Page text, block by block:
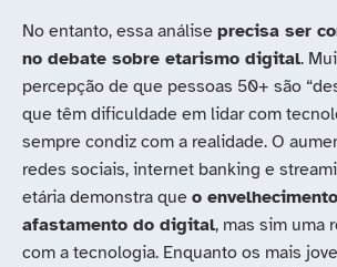
No entanto, essa análise precisa ser
no debate sobre etarismo digital.
percepção de que pessoas 50+ são
que têm dificuldade em lidar com
sempre condiz com a realidade. O
redes sociais, internet banking e
etária demonstra que o
afastamento do digital, mas sim uma
com a tecnologia. Enquanto os mais